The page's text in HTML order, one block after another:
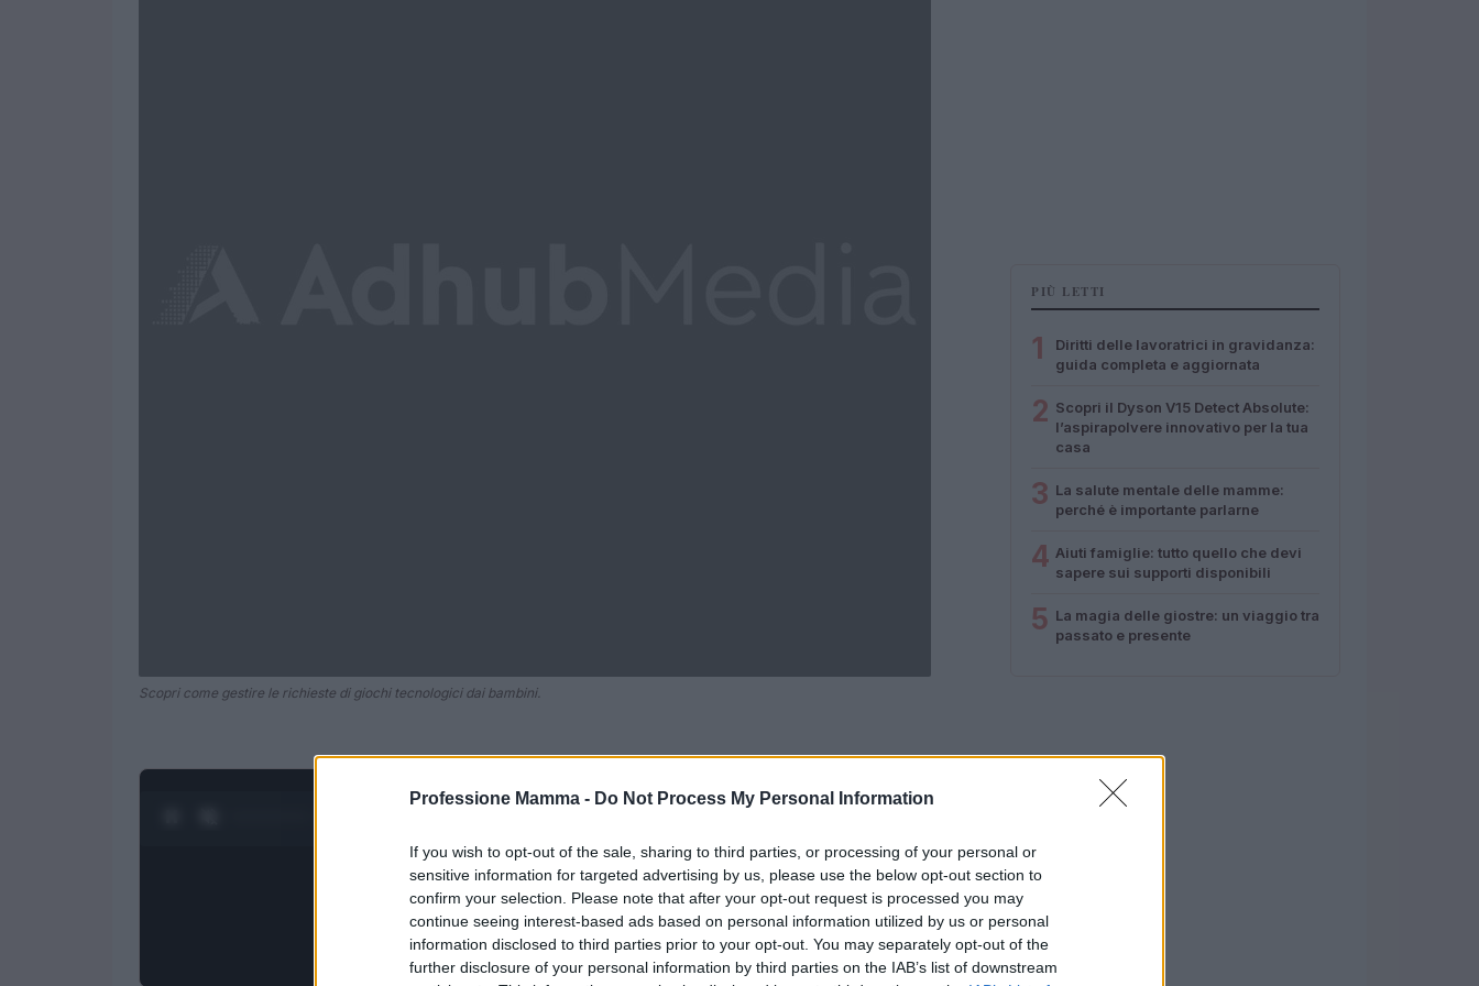
Professione Mamma - Do Not Process My Personal Information
If you wish to opt-out of the sale, sharing to third parties, or processing of your personal or
sensitive information for targeted advertising by us, please use the below opt-out section to
confirm your selection. Please note that after your opt-out request is processed you may
continue seeing interest-based ads based on personal information utilized by us or personal
information disclosed to third parties prior to your opt-out. You may separately opt-out of the
further disclosure of your personal information by third parties on the IAB’s list of downstream
Scopri come gestire le richieste di giochi tecnologici dai bambini.
PIÙ LETTI
1
Diritti delle lavoratrici in gravidanza:
guida completa e aggiornata
2 Scopri il Dyson V15 Detect Absolute:
l’aspirapolvere innovativo per la tua
casa
3 La salute mentale delle mamme:
perché è importante parlarne
4 Aiuti famiglie: tutto quello che devi
sapere sui supporti disponibili
5 La magia delle giostre: un viaggio tra
passato e presente